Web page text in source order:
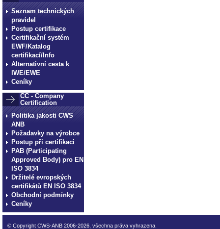
Seznam technických
pravidel
Postup certifikace
Certifikační systém
EWF/Katalog
certifikací/Info
Alternativní cesta k
IWE/EWE
Ceníky
CC - Company
Certification
Politika jakosti CWS
ANB
Požadavky na výrobce
Postup při certifikaci
PAB (Participating
Approved Body) pro EN
ISO 3834
Držitelé evropských
certifikátů EN ISO 3834
Obchodní podmínky
Ceníky
© Copyright CWS-ANB 2006-2026, všechna práva vyhrazena.